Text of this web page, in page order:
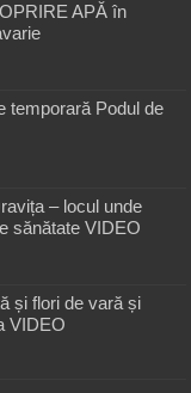
APĂ în
temporară Podul de
– locul unde
sănătate VIDEO
și flori de vară și
VIDEO